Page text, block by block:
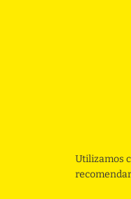
Utilizamos